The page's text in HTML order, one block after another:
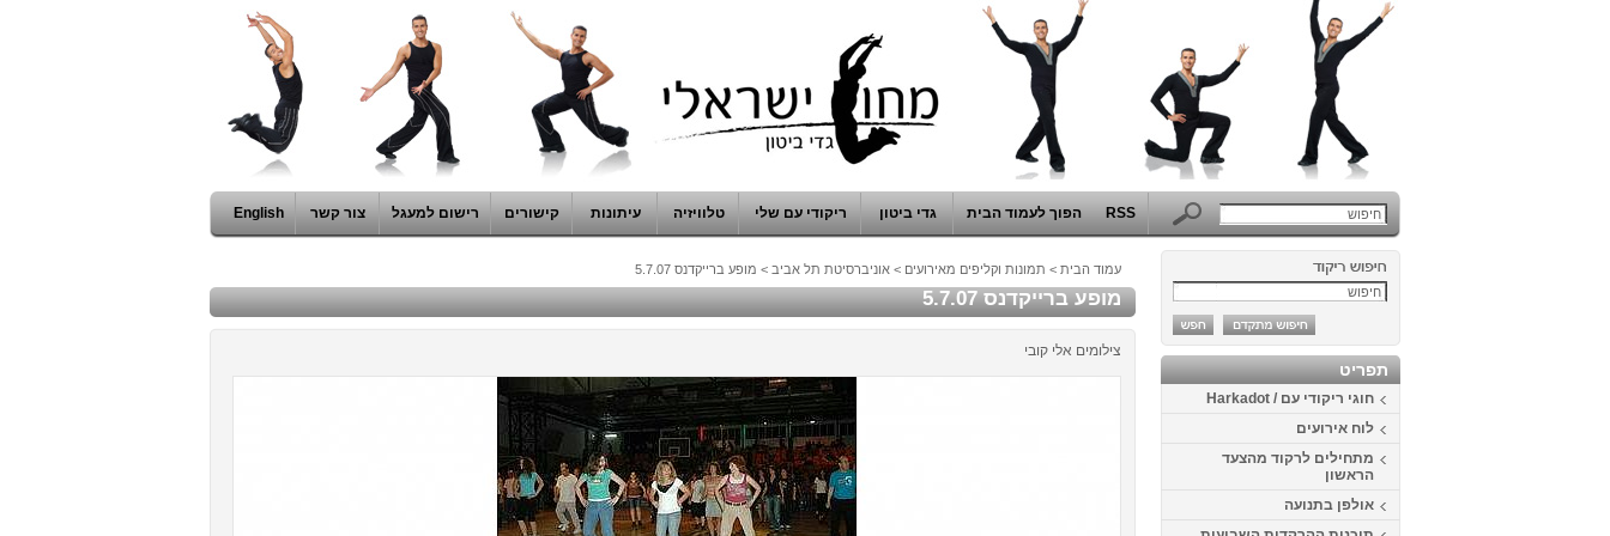
RSS הפוך לעמוד הבית גדי ביטון ריקודי עם שלי טלוויזיה עיתונות קישורים רישום למעגל צור קשר English
תפריט
חוגי ריקודי עם / Harkadot
לוח אירועים
מתחילים לרקוד מהצעד
הראשון
אולפן בתנועה
עמוד הבית > תמונות וקליפים מאירועים > אוניברסיטת תל אביב > מופע ברייקדנס 5.7.07
מופע ברייקדנס 5.7.07
צילומים אלי קובי